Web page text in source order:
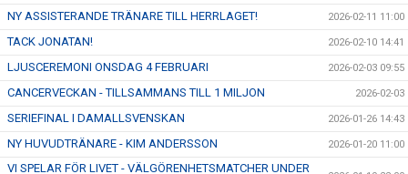
NY ASSISTERANDE TRÄNARE TILL HERRLAGET! 2026-02-11 11:00
TACK JONATAN! 2026-02-10 14:41
LJUSCEREMONI ONSDAG 4 FEBRUARI 2026-02-03 09:55
CANCERVECKAN - TILLSAMMANS TILL 1 MILJON 2026-02-03
SERIEFINAL I DAMALLSVENSKAN 2026-01-26 14:43
NY HUVUDTRÄNARE - KIM ANDERSSON 2026-01-20 11:00
VI SPELAR FÖR LIVET - VÄLGÖRENHETSMATCHER UNDER